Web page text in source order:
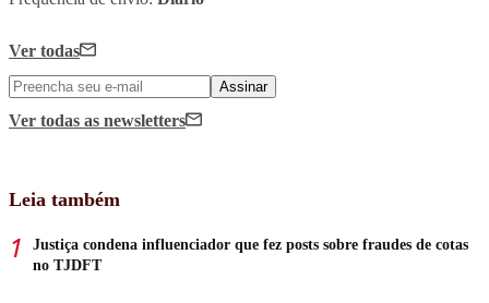
Ver todas
Assinar
Ver todas as newsletters
Leia também
Justiça condena influenciador que fez posts sobre fraudes de cotas
no TJDFT